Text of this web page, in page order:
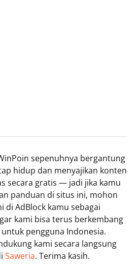
sepenuhnya bergantung
hidup dan menyajikan konten
secara gratis — jadi jika kamu
panduan di situs ini, mohon
di AdBlock kamu sebagai
kami bisa terus berkembang
pengguna Indonesia.
kami secara langsung
Saweria. Terima kasih.